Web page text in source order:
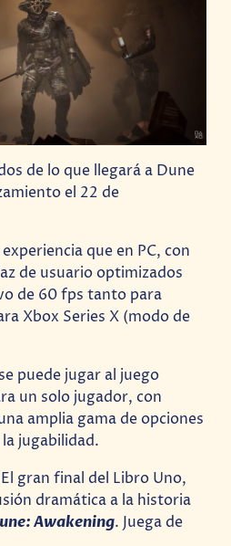
de lo que llegará a Dune
el 22 de
que en PC, con
de usuario optimizados
de 60 fps tanto para
Xbox Series X (modo de
puede jugar al juego
un solo jugador, con
amplia gama de opciones
jugabilidad.
El gran final del Libro Uno,
dramática a la historia
Awakening. Juega de